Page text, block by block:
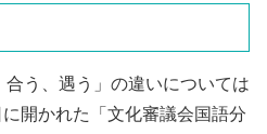
う、遇う」の違いについては
開かれた「文化審議会国語分